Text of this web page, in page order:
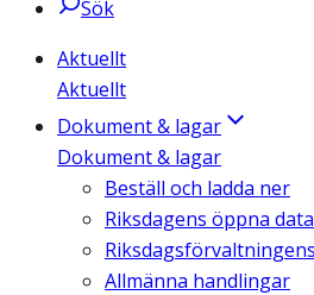
Sök
Aktuellt
Aktuellt
Dokument & lagar
Dokument & lagar
Beställ och ladda ner
Riksdagens öppna data
Allmänna handlingar